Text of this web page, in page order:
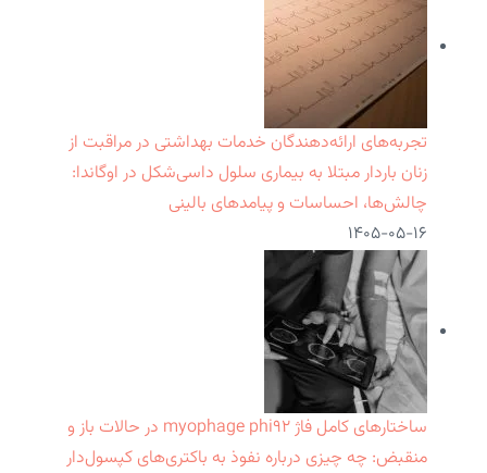
تجربه‌های ارائه‌دهندگان خدمات بهداشتی در مراقبت از
زنان باردار مبتلا به بیماری سلول داسی‌شکل در اوگاندا:
چالش‌ها، احساسات و پیامدهای بالینی
۱۴۰۵-۰۵-۱۶
ساختارهای کامل فاژ myophage phi۹۲ در حالات باز و
منقبض: چه چیزی درباره نفوذ به باکتری‌های کپسول‌دار